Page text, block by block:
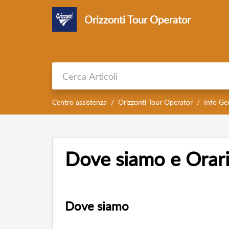
Orizzonti Tour Operator
Centro assistenza Orizzonti Tour Operator Info
Dove siamo e Orari
Dove siamo